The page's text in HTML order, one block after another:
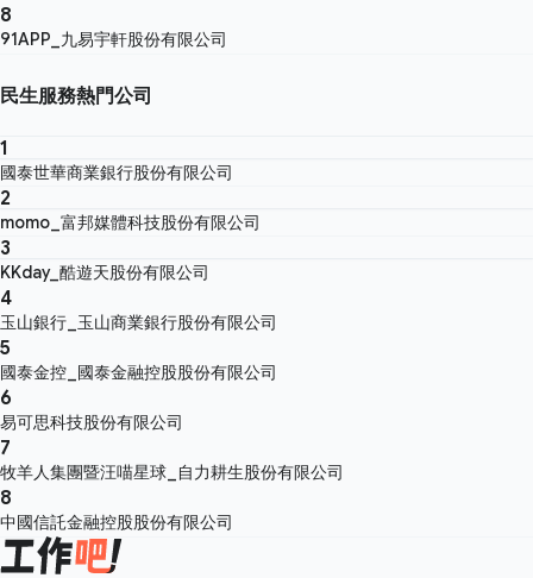
8
91APP_九易宇軒股份有限公司
民生服務熱門公司
1
國泰世華商業銀行股份有限公司
2
momo_富邦媒體科技股份有限公司
3
KKday_酷遊天股份有限公司
4
玉山銀行_玉山商業銀行股份有限公司
5
國泰金控_國泰金融控股股份有限公司
6
易可思科技股份有限公司
7
牧羊人集團暨汪喵星球_自力耕生股份有限公司
8
中國信託金融控股股份有限公司